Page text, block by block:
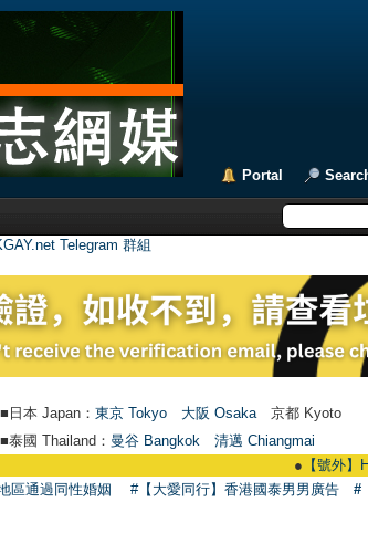
Portal
Telegram 群組
■日本 Japan： 東京 Tokyo 大阪 Osaka 京都 Kyoto
■泰國 Thailand： 曼谷 Bangkok
清邁 Chiangmai
【號外】
區通過同性婚姻 #【大愛同行】香港國泰男男廣告 #